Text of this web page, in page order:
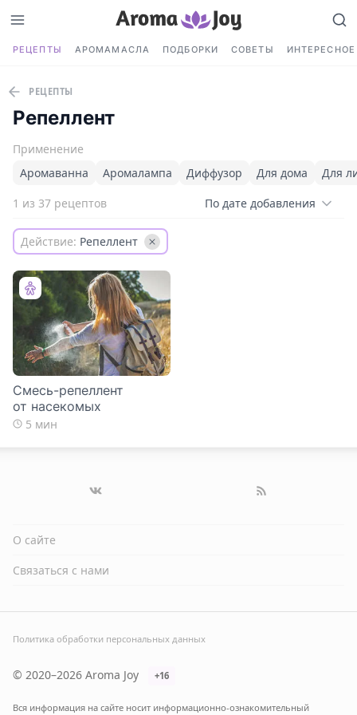
РЕЦЕПТЫ АРОМАМАСЛА ПОДБОРКИ СОВЕТЫ ИНТЕРЕСНОЕ
РЕЦЕПТЫ
Репеллент
Применение
Аромаванна
Аромалампа Диффузор Для дома
Для
1 из 37 рецептов
По дате добавления
Действие: Репеллент
Смесь-репеллент
от насекомых
5 мин
О сайте
Связаться с нами
© 2020–2026 Aroma Joy +16
Политика обработки персональных данных
Вся информация на сайте носит информационно-ознакомительный